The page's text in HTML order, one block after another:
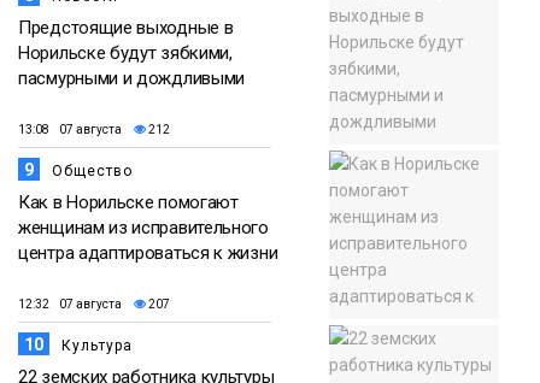
Предстоящие выходные в
Норильске будут зябкими,
пасмурными и дождливыми
13:08 07 августа 212
9 Общество
Как в Норильске помогают
женщинам из исправительного
центра адаптироваться к жизни
12:32 07 августа 207
10 Культура
22 земских работника культуры